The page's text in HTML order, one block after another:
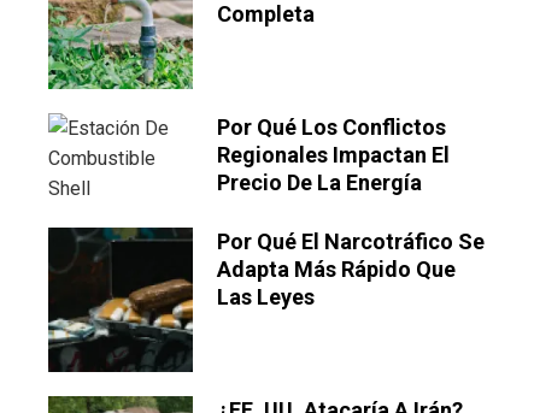
Completa
Por Qué Los Conflictos
Regionales Impactan El
Precio De La Energía
Por Qué El Narcotráfico Se
Adapta Más Rápido Que
Las Leyes